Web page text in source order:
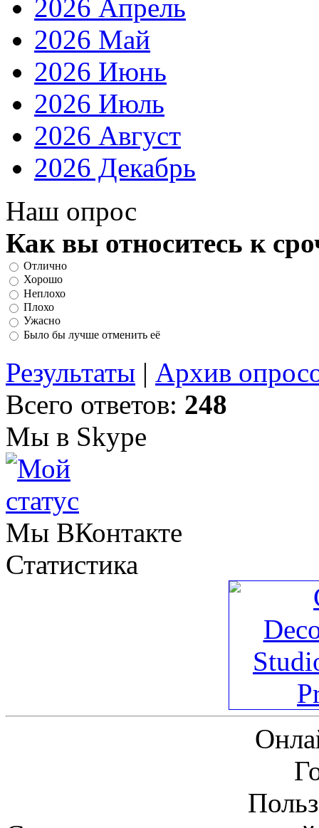
2026 Апрель
2026 Май
2026 Июнь
2026 Июль
2026 Август
2026 Декабрь
Наш опрос
Как вы относитесь к
Отлично
Хорошо
Неплохо
Плохо
Ужасно
Было бы лучше отменить её
Результаты | Архив
Всего ответов: 248
Мы в Skype
Мы ВКонтакте
Статистика